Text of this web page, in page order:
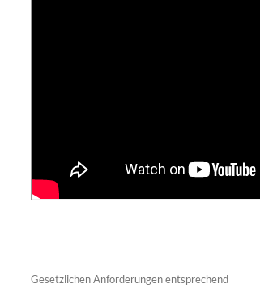
Gesetzlichen Anforderungen entsprechend